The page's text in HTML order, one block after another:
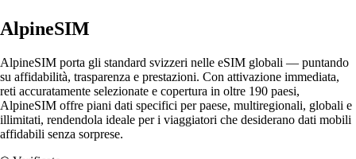
AlpineSIM
AlpineSIM porta gli standard svizzeri nelle eSIM globali — puntando
su affidabilità, trasparenza e prestazioni. Con attivazione immediata,
reti accuratamente selezionate e copertura in oltre 190 paesi,
AlpineSIM offre piani dati specifici per paese, multiregionali, globali e
illimitati, rendendola ideale per i viaggiatori che desiderano dati mobili
affidabili senza sorprese.